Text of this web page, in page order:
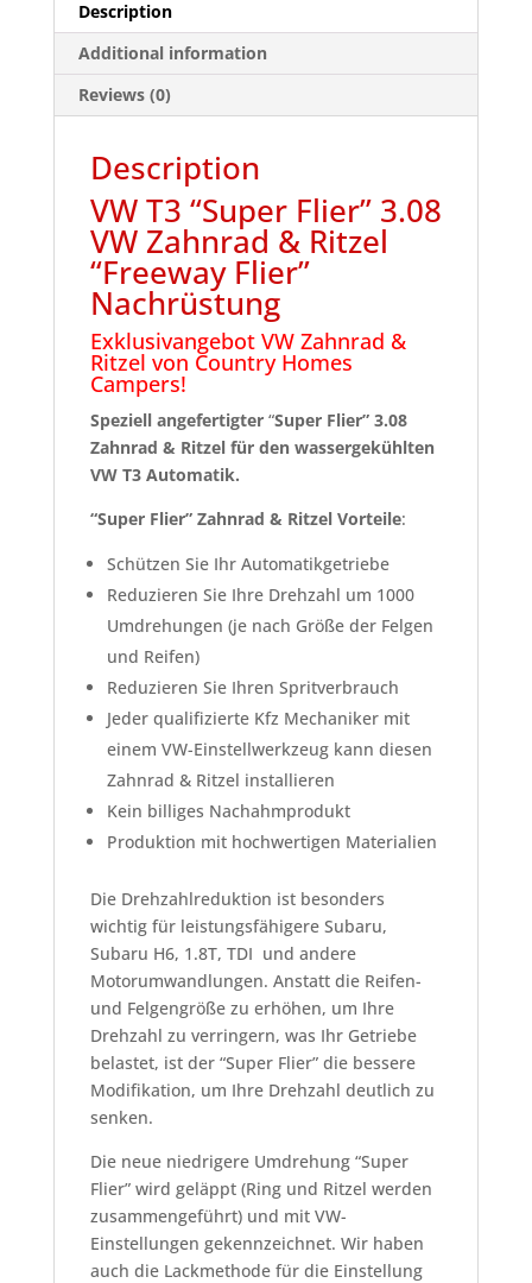
quantity
Description
Additional information
Reviews (0)
Description
VW T3 “Super Flier” 3.08
VW Zahnrad & Ritzel
“Freeway Flier”
Nachrüstung
Exklusivangebot VW Zahnrad &
Ritzel von Country Homes
Campers!
Speziell angefertigter“Super Flier” 3.08
Zahnrad & Ritzel für den wassergekühlten
VW T3 Automatik.
“Super Flier” Zahnrad & Ritzel Vorteile:
Schützen Sie Ihr Automatikgetriebe
Reduzieren Sie Ihre Drehzahl um 1000
Umdrehungen (je nach Größe der Felgen
und Reifen)
Reduzieren Sie Ihren Spritverbrauch
Jeder qualifizierte Kfz Mechaniker mit
einem VW-Einstellwerkzeug kann diesen
Zahnrad & Ritzel installieren
Kein billiges Nachahmprodukt
Produktion mit hochwertigen Materialien
Die Drehzahlreduktion ist besonders
wichtig für leistungsfähigere Subaru,
Subaru H6, 1.8T, TDI und andere
Motorumwandlungen. Anstatt die Reifen-
und Felgengröße zu erhöhen, um Ihre
Drehzahl zu verringern, was Ihr Getriebe
belastet, ist der “Super Flier” die bessere
Modifikation, um Ihre Drehzahl deutlich zu
senken.
Die neue niedrigere Umdrehung “Super
Flier” wird geläppt (Ring und Ritzel werden
zusammengeführt) und mit VW-
Einstellungen gekennzeichnet. Wir haben
auch die Lackmethode für die Einstellung